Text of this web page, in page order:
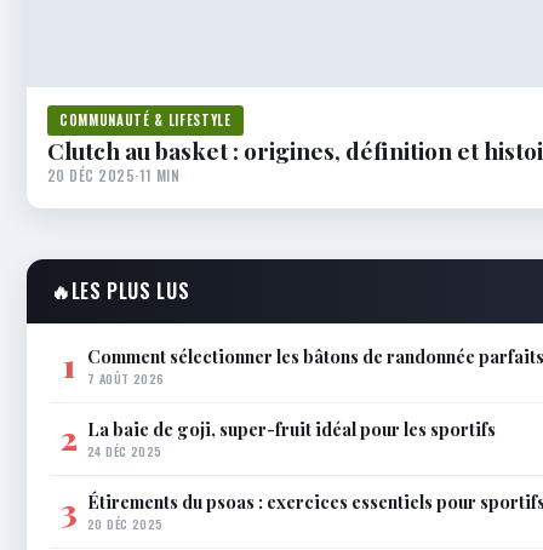
COMMUNAUTÉ & LIFESTYLE
Clutch au basket : origines, définition et
20 DÉC 2025·11 MIN
🔥LES PLUS LUS
1 Comment sélectionner les bâtons de randonnée
7 AOÛT 2026
2 La baie de goji, super-fruit idéal pour les sportifs
24 DÉC 2025
3 Étirements du psoas : exercices essentiels pour
20 DÉC 2025